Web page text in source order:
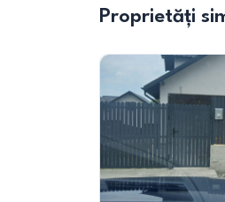
Proprietăți